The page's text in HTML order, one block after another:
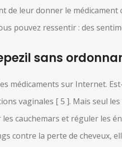
leur donner le
pouvez ressentir : des
sans
médicaments sur Internet.
vaginales [ 5 ]. Mais seul
cauchemars et réguler les
contre la perte de cheveux,